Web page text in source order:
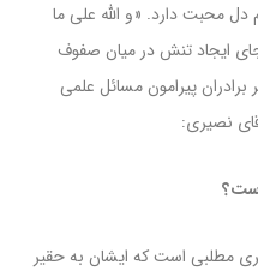
دل محبت دارد. «و الله علی ما
ایجاد تنش در میان صفوف
پیرامون مسائل علمی
نصیری:
مطلبی است که ایشان به حقیر